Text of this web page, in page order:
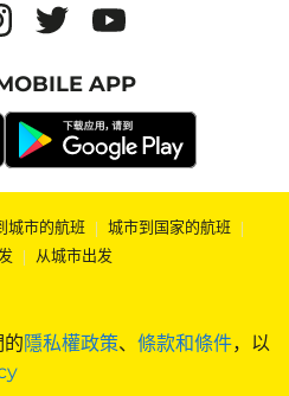
隱私權政策、 條款和條件，以
APP
城市的航班 | 城市到国家的航班 |
| 从城市出发